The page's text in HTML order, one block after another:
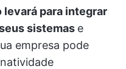
levará para integrar
sistemas e
empresa pode